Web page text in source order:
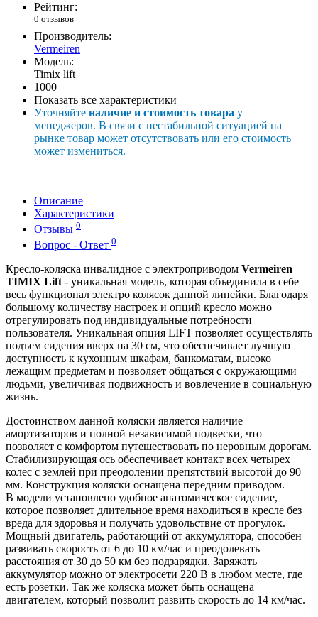
Рейтинг:
0 отзывов
Производитель:
Vermeiren
Модель:
Timix lift
1000
Показать все характеристики
Уточняйте наличие и стоимость товара у
менеджеров. В связи с нестабильной ситуацией на
рынке товар может отсутствовать или его стоимость
может измениться.
Описание
Характеристики
Отзывы 0
Вопрос - Ответ 0
Кресло-коляска инвалидное с электроприводом Vermeiren
TIMIX Lift- уникальная модель, которая объединила в себе
весь функционал электро колясок данной линейки. Благодаря
большому количеству настроек и опций кресло можно
отрегулировать под индивидуальные потребности
пользователя. Уникальная опция LIFT позволяет осуществлять
подъем сидения вверх на 30 см, что обеспечивает лучшую
доступность к кухонным шкафам, банкоматам, высоко
лежащим предметам и позволяет общаться с окружающими
людьми, увеличивая подвижность и вовлечение в социальную
жизнь.
Достоинством данной коляски является наличие
амортизаторов и полной независимой подвески, что
позволяет с комфортом путешествовать по неровным дорогам.
Стабилизирующая ось обеспечивает контакт всех четырех
колес с землей при преодолении препятствий высотой до 90
мм. Конструкция коляски оснащена передним приводом.
В модели установлено удобное анатомическое сидение,
которое позволяет длительное время находиться в кресле без
вреда для здоровья и получать удовольствие от прогулок.
Мощный двигатель, работающий от аккумулятора, способен
развивать скорость от 6 до 10 км/час и преодолевать
расстояния от 30 до 50 км без подзарядки. Заряжать
аккумулятор можно от электросети 220 В в любом месте, где
есть розетки. Так же коляска может быть оснащена
двигателем, который позволит развить скорость до 14 км/час.